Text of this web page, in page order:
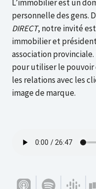
L’immobilier est un
personnelle des gens.
DIRECT, notre invité
immobilier et
association
pour utiliser le pouvoir
les relations avec les
image de marque.
Écoutez sur votre